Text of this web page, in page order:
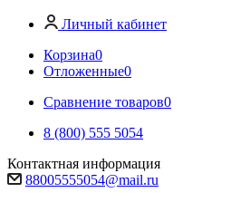
Личный кабинет
Корзина0
Отложенные0
Сравнение товаров0
8 (800) 555 5054
Контактная информация
88005555054@mail.ru